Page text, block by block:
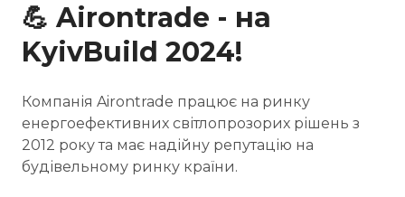
💪 Airontrade - на
KyivBuild 2024!
Компанія Airontrade працює на ринку
енергоефективних світлопрозорих рішень з
2012 року та має надійну репутацію на
будівельному ринку країни.